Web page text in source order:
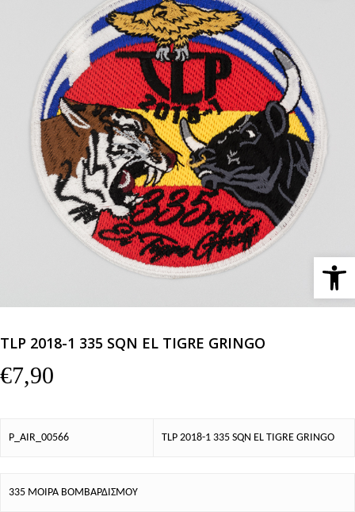
TLP 2018-1 335 SQN EL TIGRE GRINGO
€7,90
P_AIR_00566 TLP 2018-1 335 SQN EL TIGRE GRINGO
335 ΜΟΙΡΑ ΒΟΜΒΑΡΔΙΣΜΟΥ